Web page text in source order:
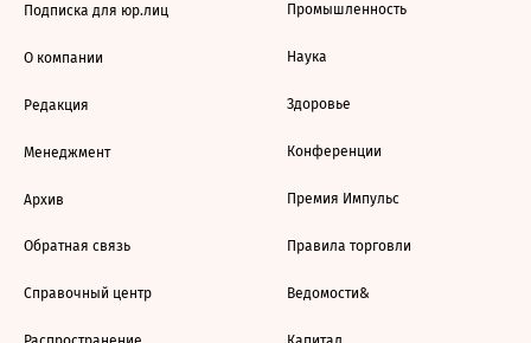
Подписка для юр.лиц
О компании
Редакция
Менеджмент
Архив
Обратная связь
Справочный центр
Промышленность
Наука
Здоровье
Конференции
Премия Импульс
Правила торговли
Ведомости&